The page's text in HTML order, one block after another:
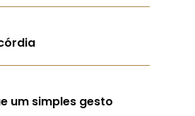
um simples gesto